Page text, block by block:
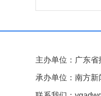
主办单位：广东
承办单位：南方新